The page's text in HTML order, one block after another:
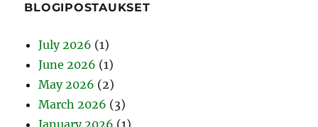
BLOGIPOSTAUKSET
July 2026 (1)
June 2026 (1)
May 2026 (2)
March 2026 (3)